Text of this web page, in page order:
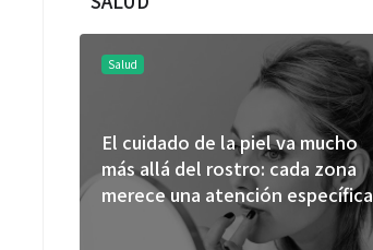
Salud
El cuidado de la piel va mucho
más allá del rostro: cada zona
merece una atención específica